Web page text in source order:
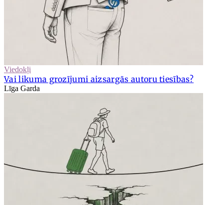
Viedokļi
Vai likuma grozījumi aizsargās autoru tiesības?
Līga Garda